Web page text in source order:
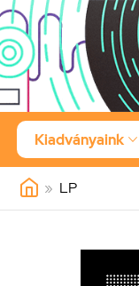
Kiadványaink 
» LP